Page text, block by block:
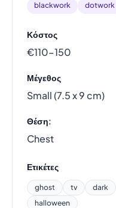
blackwork dotwork
Κόστος
€110–150
Μέγεθος
Small (7.5 x 9 cm)
Θέση:
Chest
Ετικέτες
ghost tv dark
halloween